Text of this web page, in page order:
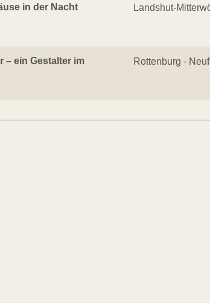
in der Nacht Landshut-
– ein Gestalter im
Rottenburg -